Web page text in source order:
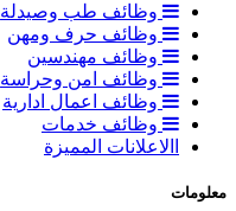
وظائف طب وصيدلة
وظائف حرف ومهن
وظائف مهندسين
وظائف امن وحراسة
وظائف اعمال ادارية
وظائف خدمات
االاعلانات المميزة
معلومات